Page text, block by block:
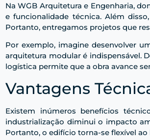
Na WGB Arquitetura e Engenharia,
e funcionalidade técnica. Além
Portanto, entregamos projetos que
Por exemplo, imagine desenvolver
arquitetura modular é indispensável.
logística permite que a obra avance
Vantagens
Existem inúmeros benefícios
industrialização diminui o impacto
Portanto, o edifício torna-se flexível